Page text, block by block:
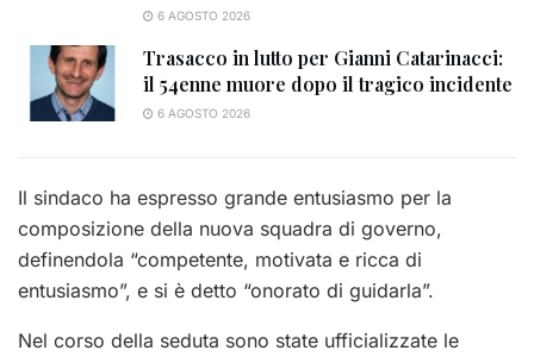
6 AGOSTO 2026
Trasacco in lutto per Gianni Catarinacci:
il 54enne muore dopo il tragico incidente
6 AGOSTO 2026
Il sindaco ha espresso grande entusiasmo per la
composizione della nuova squadra di governo,
definendola “competente, motivata e ricca di
entusiasmo”, e si è detto “onorato di guidarla”.
Nel corso della seduta sono state ufficializzate le